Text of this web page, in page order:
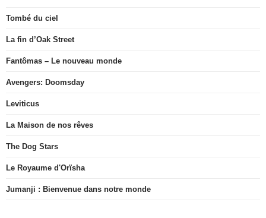
Tombé du ciel
La fin d’Oak Street
Fantômas – Le nouveau monde
Avengers: Doomsday
Leviticus
La Maison de nos rêves
The Dog Stars
Le Royaume d'Orïsha
Jumanji : Bienvenue dans notre monde